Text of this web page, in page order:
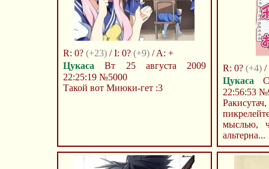
R: 0? (+23) / I: 0? (+9) / A: +
Цукаса Вт 25 августа 2009
22:25:19 №5000
Такой вот Миюки-гет :3
R: 0? (+4) /
Цукаса
22:56:53
мыслью,
альтерна...